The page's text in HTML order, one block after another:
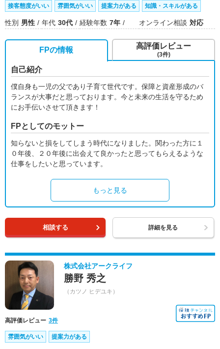
接客態度がいい 雰囲気がいい 提案力がある 知識・スキルがある
性別 男性 年代 30代 経験年数 7年 オンライン相談 対応
FPの情報
自己紹介
僕自身も一児の父であり子育て世代です。保障と資産形成のバ
ランスが大事だと思っております。今と未来の生活を守るため
にお手伝いさせて頂きます！
FPとしてのモットー
知らないと損をしてしまう時代になりました。関わった方に１
０年後、２０年後に出会えて良かったと思ってもらえるような
仕事をしたいと思っています。
もっと見る
高評価レビュー
(3件)
相談する 詳細を見る
株式会社アークライフ
勝野 秀之
（カツノ ヒデユキ）
高評価レビュー 3件
雰囲気がいい 提案力がある